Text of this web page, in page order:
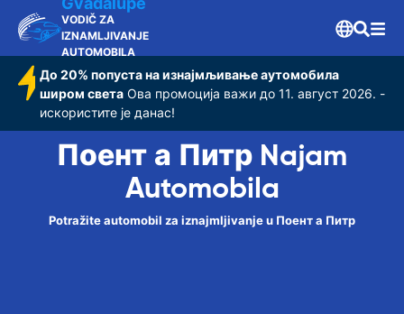
VODIČ ZA
IZNAMLJIVANJE
AUTOMOBILA
До 20% попуста на изнајмљивање аутомобила
широм света Ова промоција важи до 11. август 2026. -
искористите је данас!
Поент а Питр Najam
Automobila
Potražite automobil za iznajmljivanje u Поент а Питр